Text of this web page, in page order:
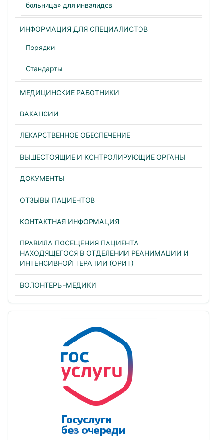
больница» для инвалидов
ИНФОРМАЦИЯ ДЛЯ СПЕЦИАЛИСТОВ
Порядки
Стандарты
МЕДИЦИНСКИЕ РАБОТНИКИ
ВАКАНСИИ
ЛЕКАРСТВЕННОЕ ОБЕСПЕЧЕНИЕ
ВЫШЕСТОЯЩИЕ И КОНТРОЛИРУЮЩИЕ ОРГАНЫ
ДОКУМЕНТЫ
ОТЗЫВЫ ПАЦИЕНТОВ
КОНТАКТНАЯ ИНФОРМАЦИЯ
ПРАВИЛА ПОСЕЩЕНИЯ ПАЦИЕНТА
НАХОДЯЩЕГОСЯ В ОТДЕЛЕНИИ РЕАНИМАЦИИ И
ИНТЕНСИВНОЙ ТЕРАПИИ (ОРИТ)
ВОЛОНТЕРЫ-МЕДИКИ